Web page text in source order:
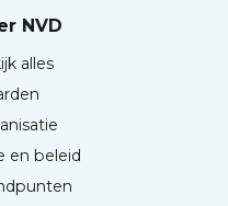
NVD
alles
en beleid